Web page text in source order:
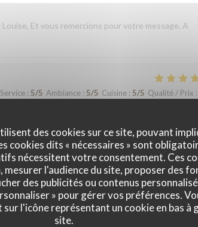
des cookies sur ce site, pouvant
cookies dits « nécessaires » sont
nécessitent votre consentement. Ces
l'audience du site, proposer des
des publicités ou contenus
» pour gérer vos préférences.
l'icône représentant un cookie en bas à
site.
Et vous remercions pour votre message. A
Service: 5/5 Ambiance: 5/5 Cuisine: 5/5 Qualité / Prix :
que nous serons heureux de rééditer lors de
Service: 5/5 Ambiance :5/5 Cuisine:5/5 Qualité / Prix: